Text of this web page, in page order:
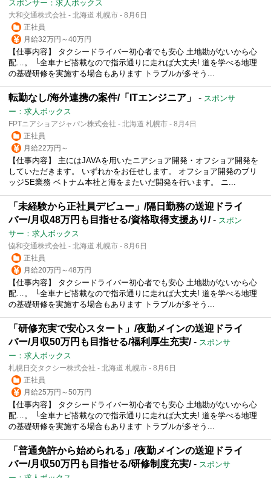
スポンサー：求人ボックス
大和交通株式会社 - 北海道 札幌市 - 8月6日
正社員
月給32万円～40万円
【仕事内容】 タクシードライバー初心者でも安心 土地勘がないから心
配…。 └全車ナビ搭載なので指示通りに走れば大丈夫! 道を学べる地理
の基礎研修を実施する場合もあります トラブルが多そう...
転勤なし/海外連携の案件/「ITエンジニア」 - スポンサ
ー：求人ボックス
FPTニアショアジャパン株式会社 - 北海道 札幌市 - 8月4日
正社員
月給22万円～
【仕事内容】 主にはJAVAを用いたニアショア開発・オフショア開発を
していただきます。 いずれかをお任せします。 オフショア開発のブリ
ッジSE業務 ベトナム本社と海をまたいだ開発を行います。 ニ...
「未経験から正社員デビュー」/隔日勤務の送迎ドライ
バー/月収48万円も目指せる/資格取得支援あり/- スポン
サー：求人ボックス
恊和交通株式会社 - 北海道 札幌市 - 8月6日
正社員
月給20万円～48万円
【仕事内容】 タクシードライバー初心者でも安心 土地勘がないから心
配…。 └全車ナビ搭載なので指示通りに走れば大丈夫! 道を学べる地理
の基礎研修を実施する場合もあります トラブルが多そう...
「研修充実で安心スタート」/夜勤メインの送迎ドライ
バー/月収50万円も目指せる/福利厚生充実/- スポンサ
ー：求人ボックス
札幌日交タクシー株式会社 - 北海道 札幌市 - 8月6日
正社員
月給25万円～50万円
【仕事内容】 タクシードライバー初心者でも安心 土地勘がないから心
配…。 └全車ナビ搭載なので指示通りに走れば大丈夫! 道を学べる地理
の基礎研修を実施する場合もあります トラブルが多そう...
「普通免許から始められる」/夜勤メインの送迎ドライ
バー/月収50万円も目指せる/研修制度充実/- スポンサ